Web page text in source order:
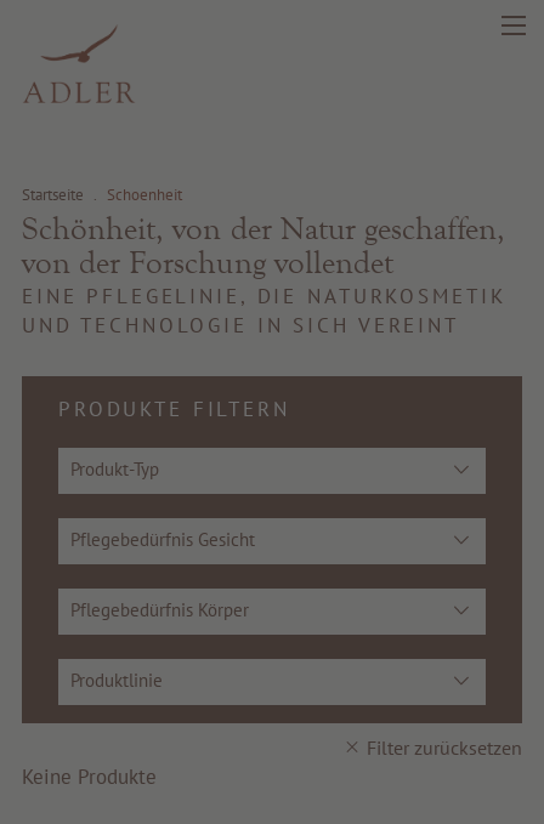
Startseite . Schoenheit
Schönheit, von der Natur geschaffen,
von der Forschung vollendet
EINE PFLEGELINIE, DIE NATURKOSMETIK
UND TECHNOLOGIE IN SICH VEREINT
PRODUKTE FILTERN
Produkt-Typ
Pflegebedürfnis Gesicht
Pflegebedürfnis Körper
Produktlinie
Filter zurücksetzen
Keine Produkte